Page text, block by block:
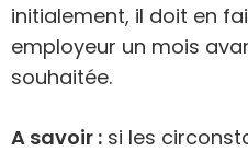
initialement, il doit en
employeur un mois
souhaitée.
A savoir : si les